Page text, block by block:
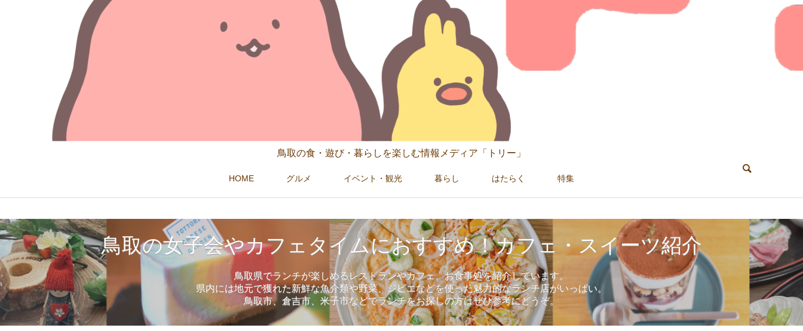
鳥取の食・遊び・暮らしを楽しむ情報メディア「トリー」
HOME グルメ イベント・観光 暮らし はたらく 特集
鳥取の女子会やカフェタイムにおすすめ！カフェ・スイーツ紹介
鳥取県でランチが楽しめるレストランやカフェ、お食事処を紹介しています。
県内には地元で獲れた新鮮な魚介類や野菜、ジビエなどを使った魅力的なランチ店がいっぱい。
鳥取市、倉吉市、米子市などでランチをお探しの方はぜひ参考にどうぞ。